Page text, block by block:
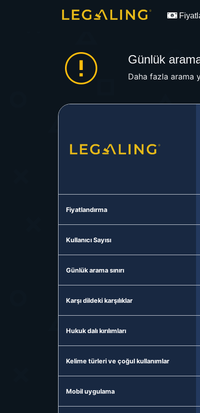
Günlük
Daha fazla arama
Fiyatlandırma
Kullanıcı Sayısı
Günlük arama sınırı
Karşı dildeki karşılıklar
Hukuk dalı kırılımları
Kelime türleri ve çoğul kullanımlar
Mobil uygulama